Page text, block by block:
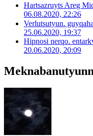
Hartsazruyts Areg
06.08.2020, 22:26
Verlutsutyun.
25.06.2020, 19:37
Hipnosi nerqo.
20.06.2020, 20:09